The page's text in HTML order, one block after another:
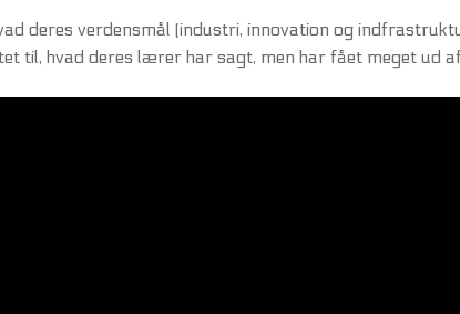
deres verdensmål (industri, innovation og
til, hvad deres lærer har sagt, men har fået meget ud